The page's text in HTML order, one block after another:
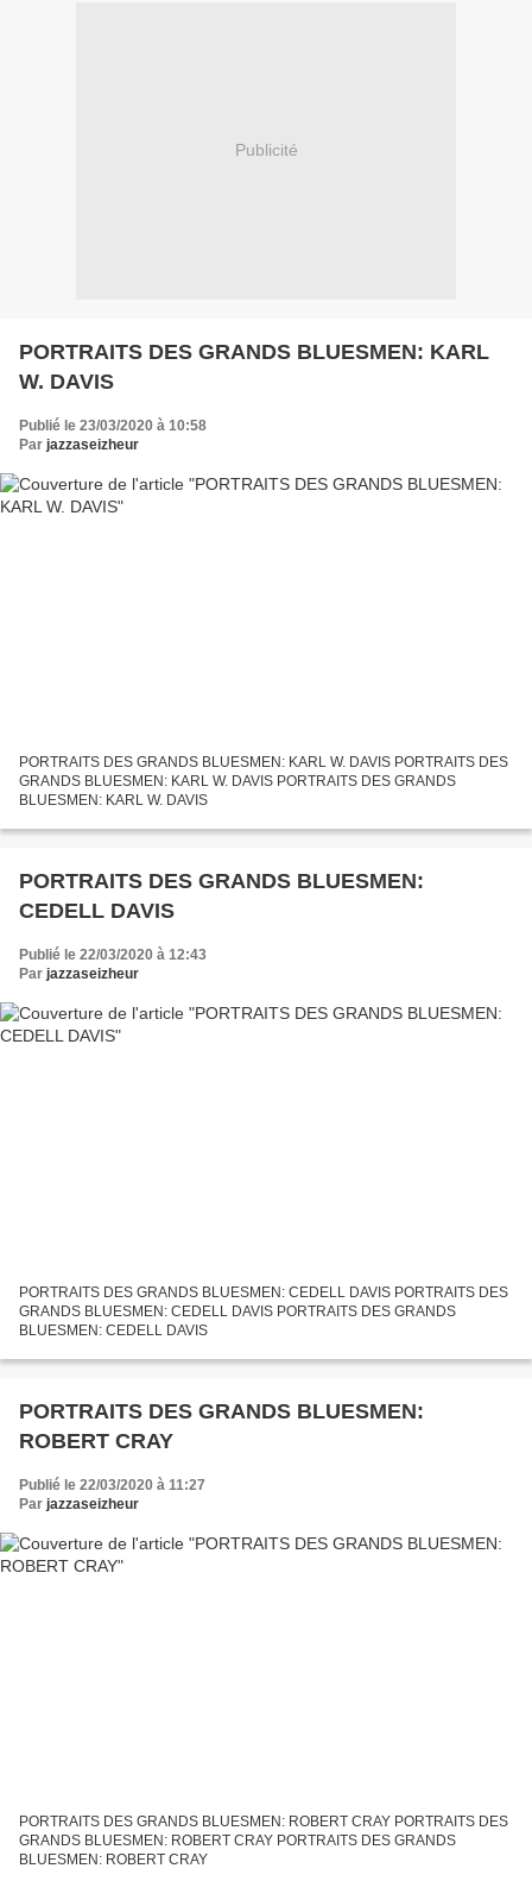
Publicité
PORTRAITS DES GRANDS BLUESMEN: KARL
W. DAVIS
Publié le 23/03/2020 à 10:58
Par jazzaseizheur
PORTRAITS DES GRANDS BLUESMEN: KARL W. DAVIS PORTRAITS DES
GRANDS BLUESMEN: KARL W. DAVIS PORTRAITS DES GRANDS
BLUESMEN: KARL W. DAVIS
PORTRAITS DES GRANDS BLUESMEN:
CEDELL DAVIS
Publié le 22/03/2020 à 12:43
Par jazzaseizheur
PORTRAITS DES GRANDS BLUESMEN: CEDELL DAVIS PORTRAITS DES
GRANDS BLUESMEN: CEDELL DAVIS PORTRAITS DES GRANDS
BLUESMEN: CEDELL DAVIS
PORTRAITS DES GRANDS BLUESMEN:
ROBERT CRAY
Publié le 22/03/2020 à 11:27
Par jazzaseizheur
PORTRAITS DES GRANDS BLUESMEN: ROBERT CRAY PORTRAITS DES
GRANDS BLUESMEN: ROBERT CRAY PORTRAITS DES GRANDS
BLUESMEN: ROBERT CRAY